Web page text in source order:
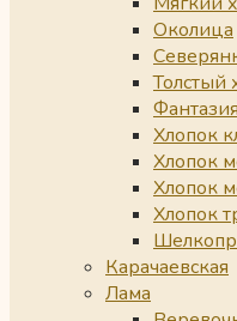
Околица
Толстый
Фантазия
Хлопок
Хлопок
Хлопок
Хлопок
Карачаевская
Лама